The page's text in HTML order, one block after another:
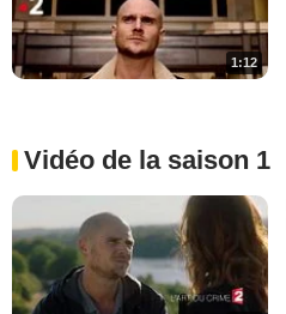
1:12
Vidéo de la saison 1